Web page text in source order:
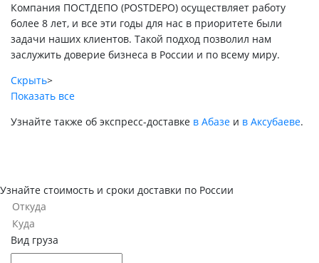
Компания ПОСТДЕПО (POSTDEPO) осуществляет работу
более 8 лет, и все эти годы для нас в приоритете были
задачи наших клиентов. Такой подход позволил нам
заслужить доверие бизнеса в России и по всему миру.
Скрыть>
Показать все
Узнайте также об экспресс-доставке в Абазе и в Аксубаеве.
Узнайте стоимость и сроки доставки по России
Вид груза